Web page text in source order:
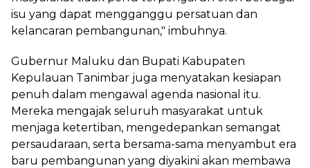
isu yang dapat mengganggu persatuan dan
kelancaran pembangunan," imbuhnya.
Gubernur Maluku dan Bupati Kabupaten
Kepulauan Tanimbar juga menyatakan kesiapan
penuh dalam mengawal agenda nasional itu.
Mereka mengajak seluruh masyarakat untuk
menjaga ketertiban, mengedepankan semangat
persaudaraan, serta bersama-sama menyambut era
baru pembangunan yang diyakini akan membawa